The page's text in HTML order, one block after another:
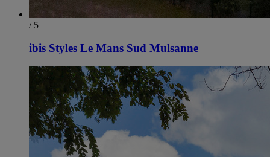
/ 5
ibis Styles Le Mans Sud Mulsanne